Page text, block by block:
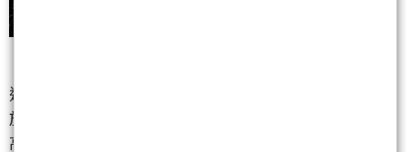
這些具備「實體 AI」概念的標的，位階相對較低，對
於想在四萬點之上尋找新起點的投資人來說，比起追
高已經過熱的 AI 伺服器，這類「機器人元年」的利基